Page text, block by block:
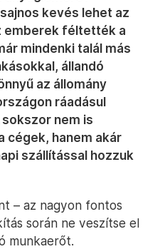
kevés lehet az
emberek féltették a
mindenki talál más
állandó
az állomány
ráadásul
nem is
cégek, hanem akár
szállítással hozzuk
– az nagyon fontos
során ne veszítse el
munkaerőt.